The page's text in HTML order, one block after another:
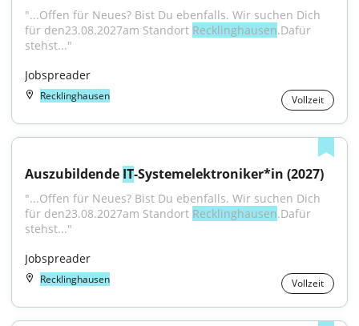
"...Offen für Neues? Bist Du ebenfalls. Wir suchen Dich
für den23.08.2027am Standort Recklinghausen.Dafür
stehst..."
Jobspreader
Recklinghausen Vollzeit
Auszubildende IT-Systemelektroniker*in (2027)
"...Offen für Neues? Bist Du ebenfalls. Wir suchen Dich
für den23.08.2027am Standort Recklinghausen.Dafür
stehst..."
Jobspreader
Recklinghausen Vollzeit